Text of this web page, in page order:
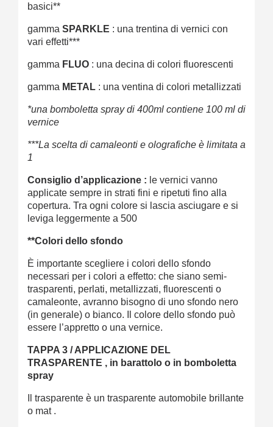
basici**
gamma SPARKLE : una trentina di vernici con
vari effetti***
gamma FLUO : una decina di colori fluorescenti
gamma METAL : una ventina di colori metallizzati
*una bomboletta spray di 400ml contiene 100 ml di
vernice
***La scelta di camaleonti e olografiche è limitata a
1
Consiglio d’applicazione : le vernici vanno
applicate sempre in strati fini e ripetuti fino alla
copertura. Tra ogni colore si lascia asciugare e si
leviga leggermente a 500
**Colori dello sfondo
È importante scegliere i colori dello sfondo
necessari per i colori a effetto: che siano semi-
trasparenti, perlati, metallizzati, fluorescenti o
camaleonte, avranno bisogno di uno sfondo nero
(in generale) o bianco. Il colore dello sfondo può
essere l’appretto o una vernice.
TAPPA 3 /APPLICAZIONE DEL
TRASPARENTE , in barattolo o in bomboletta
spray
Il trasparente è un trasparente automobile brillante
o mat .